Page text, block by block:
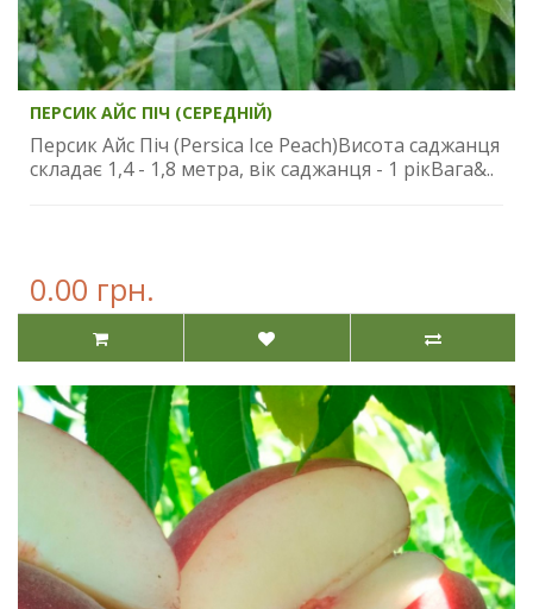
ПЕРСИК АЙС ПІЧ (СЕРЕДНІЙ)
Персик Айс Піч (Persica Ice Peach)Висота саджанця
складає 1,4 - 1,8 метра, вік саджанця - 1 рікВага&..
0.00 грн.